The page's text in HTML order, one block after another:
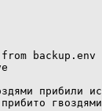
from
прибили